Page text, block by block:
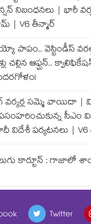
నిబంధనలు | భారీ
| V6 తీన్మార్
పాపం.. వెస్టిండీస్
చల్లిన ఆఫ్ఘన్..
వర్కర్ల సమ్మె వాయిదా |
సీఎం
విదేశీ పర్యటనలు | V6
కార్టూన్ : గాజాలో
Twitter